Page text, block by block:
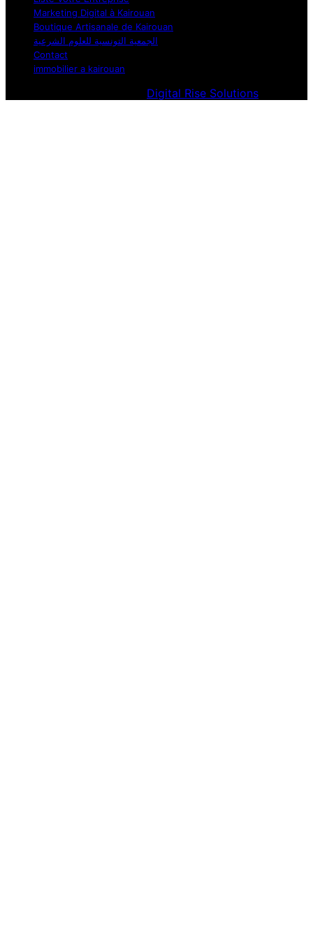
Marketing Digital à Kairouan
Boutique Artisanale de Kairouan
الجمعية التونسية للعلوم الشرعية
Contact
immobilier a kairouan
Digital Rise Solutions